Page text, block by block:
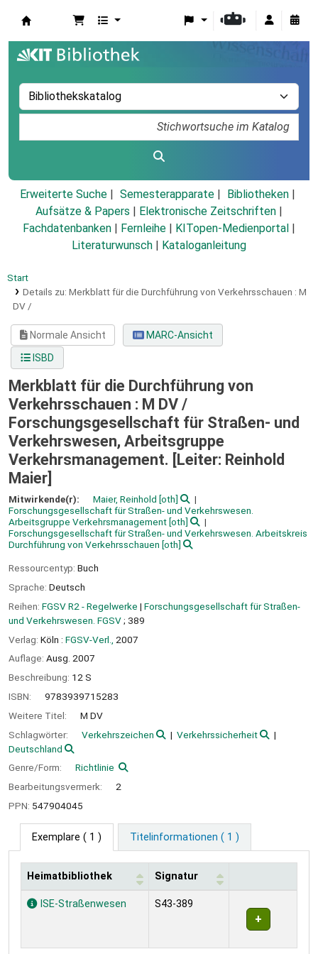
Erweiterte Suche Semesterapparate
Bibliotheken
Aufsätze & Papers
Elektronische Zeitschriften
Fachdatenbanken
Fernleihe KITopen-Medienportal
Literaturwunsch
Kataloganleitung
Start
Details zu: Merkblatt für die Durchführung von Verkehrsschauen : M
DV /
Normale Ansicht
MARC-Ansicht
ISBD
Merkblatt für die Durchführung von
Verkehrsschauen : M DV /
Forschungsgesellschaft für Straßen- und
Verkehrswesen, Arbeitsgruppe
Verkehrsmanagement. [Leiter: Reinhold
Maier]
Mitwirkende(r): Maier, Reinhold [oth]
Forschungsgesellschaft für Straßen- und Verkehrswesen.
Arbeitsgruppe Verkehrsmanagement [oth]
Forschungsgesellschaft für Straßen- und Verkehrswesen. Arbeitskreis
Durchführung von Verkehrsschauen [oth]
Ressourcentyp: Buch
Sprache: Deutsch
Reihen: FGSV R2 - Regelwerke | Forschungsgesellschaft für Straßen-
und Verkehrswesen. FGSV; 389
Verlag: Köln : FGSV-Verl.,
2007
Auflage: Ausg. 2007
Beschreibung: 12 S
ISBN:
9783939715283
Weitere Titel:
M DV
Schlagwörter:
Verkehrszeichen
Verkehrssicherheit
Deutschland
Genre/Form:
Richtlinie
Bearbeitungsvermerk:
2
PPN: 547904045
Exemplare ( 1 ) Titelinformationen ( 1 )
Exemplare
Heimatbibliothek Signatur
ISE-Straßenwesen S43-389